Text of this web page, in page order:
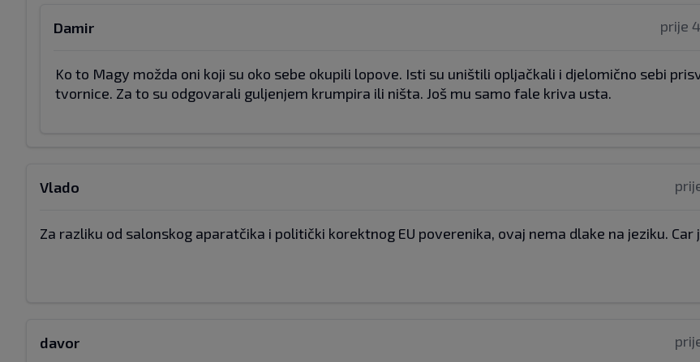
prije
Damir
Ko to Magy možda oni koji su oko sebe okupili lopove. Isti su uništili opljačkali i djelomično sebi
tvornice. Za to su odgovarali guljenjem krumpira ili ništa. Još mu samo fale kriva usta.
Vlado
Za razliku od salonskog aparatčika i politički korektnog EU poverenika, ovaj nema dlake na jeziku. Car
davor